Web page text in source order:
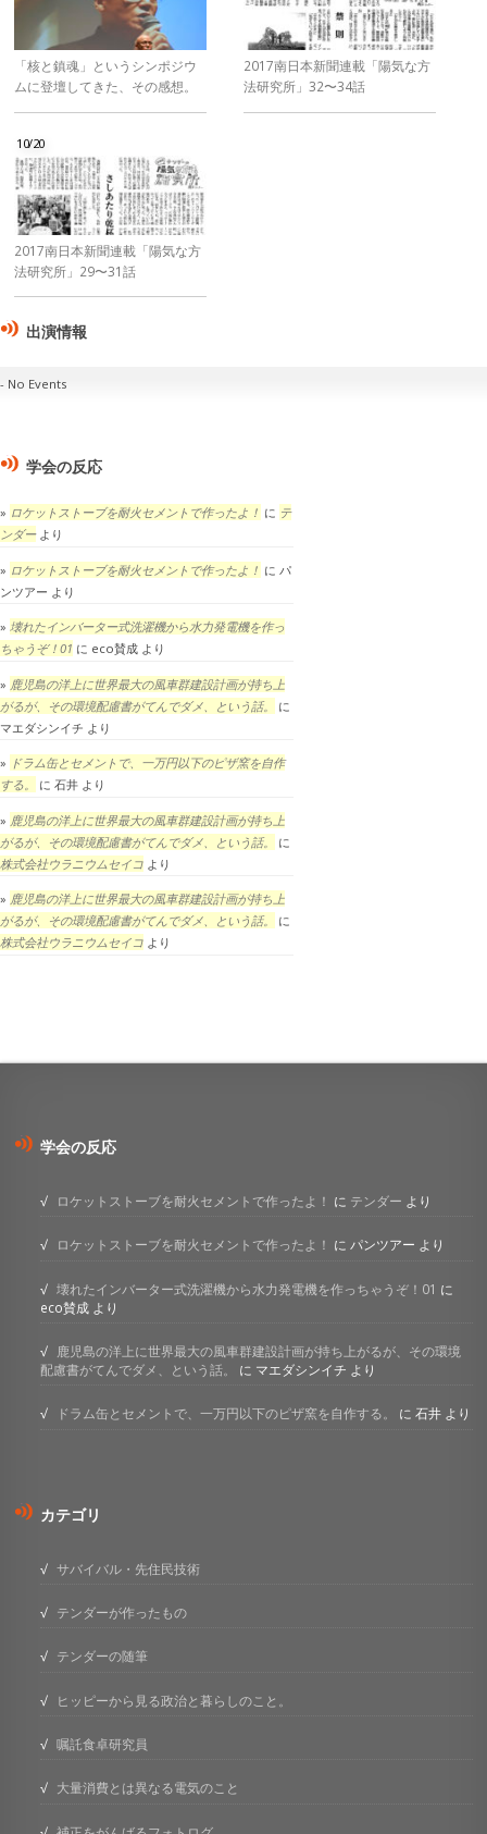
「核と鎮魂」というシンポジウ
ムに登壇してきた、その感想。
2017南日本新聞連載「陽気な方
法研究所」32〜34話
10/20
2017南日本新聞連載「陽気な方
法研究所」29〜31話
出演情報
No Events
学会の反応
ロケットストーブを耐火セメントで作ったよ！ に テ
ンダーより
ロケットストーブを耐火セメントで作ったよ！ に パ
ンツアー より
壊れたインバーター式洗濯機から水力発電機を作っ
ちゃうぞ！01 に eco賛成 より
鹿児島の洋上に世界最大の風車群建設計画が持ち上
がるが、その環境配慮書がてんでダメ、という話。
に
マエダシンイチ より
ドラム缶とセメントで、一万円以下のピザ窯を自作
する。
に 石井 より
鹿児島の洋上に世界最大の風車群建設計画が持ち上
がるが、その環境配慮書がてんでダメ、という話。
に
株式会社ウラニウムセイコ より
鹿児島の洋上に世界最大の風車群建設計画が持ち上
がるが、その環境配慮書がてんでダメ、という話。
に
株式会社ウラニウムセイコ より
学会の反応
ロケットストーブを耐火セメントで作ったよ！ に テンダー より
ロケットストーブを耐火セメントで作ったよ！ にパンツアー より
壊れたインバーター式洗濯機から水力発電機を作っちゃうぞ！01 に
eco賛成 より
鹿児島の洋上に世界最大の風車群建設計画が持ち上がるが、その環境
配慮書がてんでダメ、という話。
に マエダシンイチ より
ドラム缶とセメントで、一万円以下のピザ窯を自作する。 に石井 より
カテゴリ
サバイバル・先住民技術
テンダーが作ったもの
テンダーの随筆
ヒッピーから見る政治と暮らしのこと。
嘱託食卓研究員
大量消費とは異なる電気のこと